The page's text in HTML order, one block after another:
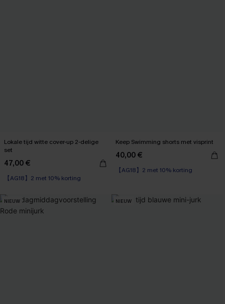
Lokale tijd witte cover-up 2-delige
set
47,00 €
【AG18】2 met 10% korting
Keep Swimming shorts met visprint
40,00 €
【AG18】2 met 10% korting
NIEUW NIEUW